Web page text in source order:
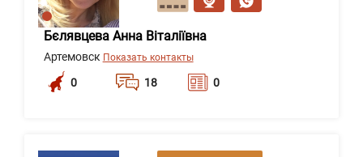
Бєлявцева Анна Віталіївна
Артемовск Показать контакты
0 18 0